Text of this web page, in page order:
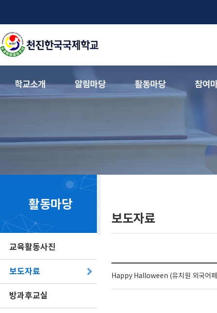
학교소개 알림마당 활동마당 참여
활동마당
교육활동사진
보도자료
방과후교실
보도자료
Happy Halloween (유치원 외국어